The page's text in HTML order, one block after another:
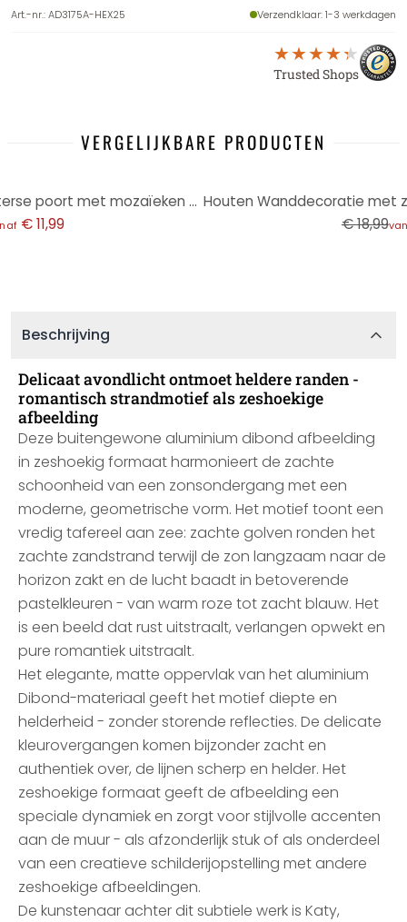
Art.-nr.:AD3175A-HEX25 Verzendklaar: 1-3 werkdagen
Trusted Shops
VERGELIJKBARE PRODUCTEN
Zeshoek Wanddecoratie Oosterse poort met mozaïeken - Sisi & Seb - aluminium dibond
€ 11,99 € 18,99
Beschrijving
Delicaat avondlicht ontmoet heldere randen -
romantisch strandmotief als zeshoekige
afbeelding
Deze buitengewone aluminium dibond afbeelding
in zeshoekig formaat harmonieert de zachte
schoonheid van een zonsondergang met een
moderne, geometrische vorm. Het motief toont een
vredig tafereel aan zee: zachte golven ronden het
zachte zandstrand terwijl de zon langzaam naar de
horizon zakt en de lucht baadt in betoverende
pastelkleuren - van warm roze tot zacht blauw. Het
is een beeld dat rust uitstraalt, verlangen opwekt en
pure romantiek uitstraalt.
Het elegante, matte oppervlak van het aluminium
Dibond-materiaal geeft het motief diepte en
helderheid - zonder storende reflecties. De delicate
kleurovergangen komen bijzonder zacht en
authentiek over, de lijnen scherp en helder. Het
zeshoekige formaat geeft de afbeelding een
speciale dynamiek en zorgt voor stijlvolle accenten
aan de muur - als afzonderlijk stuk of als onderdeel
van een creatieve schilderijopstelling met andere
zeshoekige afbeeldingen.
De kunstenaar achter dit subtiele werk is Katy,